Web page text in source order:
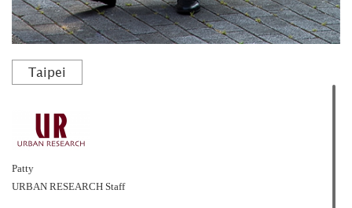
Taipei
Patty
URBAN RESEARCH Staff